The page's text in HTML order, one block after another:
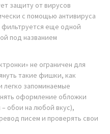
защиту от вирусов
с помощью антивируса
фильтруется еще одной
под названием
не ограничен для
такие фишки, как
легко запоминаемые
оформление обложки
обои на любой вкус),
писем и проверять свои